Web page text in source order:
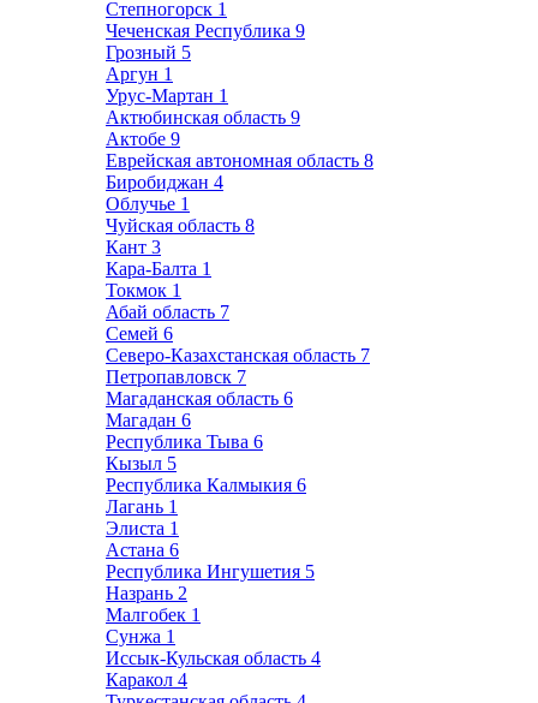
Степногорск 1
Чеченская Республика 9
Грозный 5
Аргун 1
Урус-Мартан 1
Актюбинская область 9
Актобе 9
Еврейская автономная область 8
Биробиджан 4
Облучье 1
Чуйская область 8
Кант 3
Кара-Балта 1
Токмок 1
Абай область 7
Семей 6
Северо-Казахстанская область 7
Петропавловск 7
Магаданская область 6
Магадан 6
Республика Тыва 6
Кызыл 5
Республика Калмыкия 6
Лагань 1
Элиста 1
Астана 6
Республика Ингушетия 5
Назрань 2
Малгобек 1
Сунжа 1
Иссык-Кульская область 4
Каракол 4